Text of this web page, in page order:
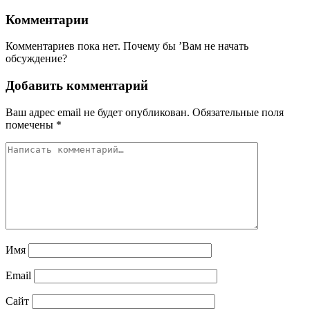
Комментарии
Комментариев пока нет. Почему бы ’Вам не начать
обсуждение?
Добавить комментарий
Ваш адрес email не будет опубликован. Обязательные поля
помечены *
Имя
Email
Сайт